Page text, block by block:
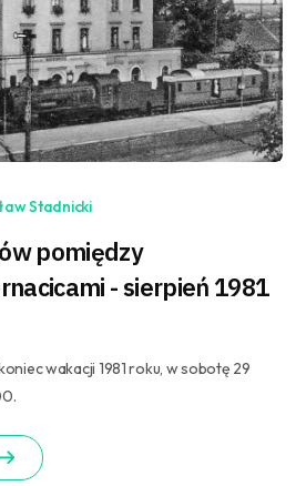
Stadnicki
pomiędzy
- sierpień 1981
wakacji 1981 roku, w sobotę 29